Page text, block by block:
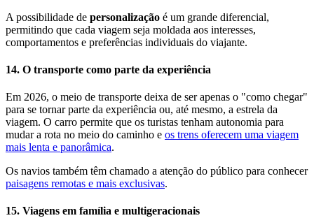
A possibilidade de personalização é um grande diferencial,
permitindo que cada viagem seja moldada aos interesses,
comportamentos e preferências individuais do viajante.
14. O transporte como parte da experiência
Em 2026, o meio de transporte deixa de ser apenas o "como chegar"
para se tornar parte da experiência ou, até mesmo, a estrela da
viagem. O carro permite que os turistas tenham autonomia para
mudar a rota no meio do caminho e os trens oferecem uma viagem
mais lenta e panorâmica.
Os navios também têm chamado a atenção do público para conhecer
paisagens remotas e mais exclusivas.
15. Viagens em família e multigeracionais